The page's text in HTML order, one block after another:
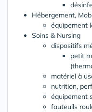
Hébergement,
équipement
Soins & Nursing
dispositifs
petit
matériel à
nutrition,
équipement
fauteuils